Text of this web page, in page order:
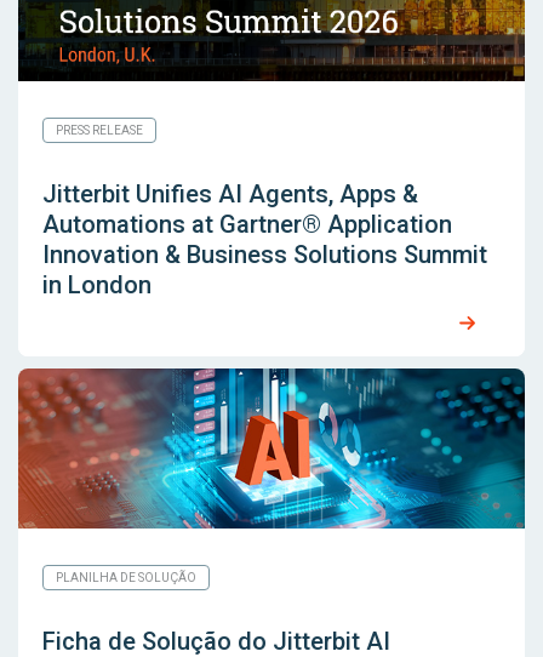
PRESS RELEASE
Jitterbit Unifies AI Agents, Apps &
Automations at Gartner® Application
Innovation & Business Solutions Summit
in London
PLANILHA DE SOLUÇÃO
Ficha de Solução do Jitterbit AI